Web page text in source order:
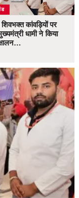
शिवभक्त कांवड़ियों पर
मुख्यमंत्री धामी ने किया